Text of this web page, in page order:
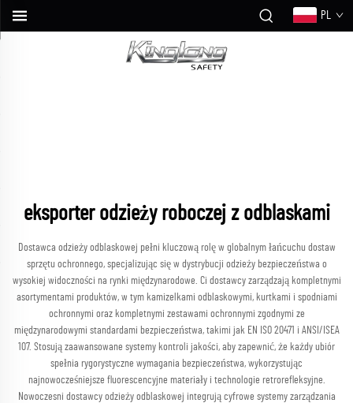
PL
eksporter odzieży roboczej z odblaskami
Dostawca odzieży odblaskowej pełni kluczową rolę w globalnym łańcuchu dostaw
sprzętu ochronnego, specjalizując się w dystrybucji odzieży bezpieczeństwa o
wysokiej widoczności na rynki międzynarodowe. Ci dostawcy zarządzają kompletnymi
asortymentami produktów, w tym kamizelkami odblaskowymi, kurtkami i spodniami
ochronnymi oraz kompletnymi zestawami ochronnymi zgodnymi ze
międzynarodowymi standardami bezpieczeństwa, takimi jak EN ISO 20471 i ANSI/ISEA
107. Stosują zaawansowane systemy kontroli jakości, aby zapewnić, że każdy ubiór
spełnia rygorystyczne wymagania bezpieczeństwa, wykorzystując
najnowocześniejsze fluorescencyjne materiały i technologie retrorefleksyjne.
Nowoczesni dostawcy odzieży odblaskowej integrują cyfrowe systemy zarządzania